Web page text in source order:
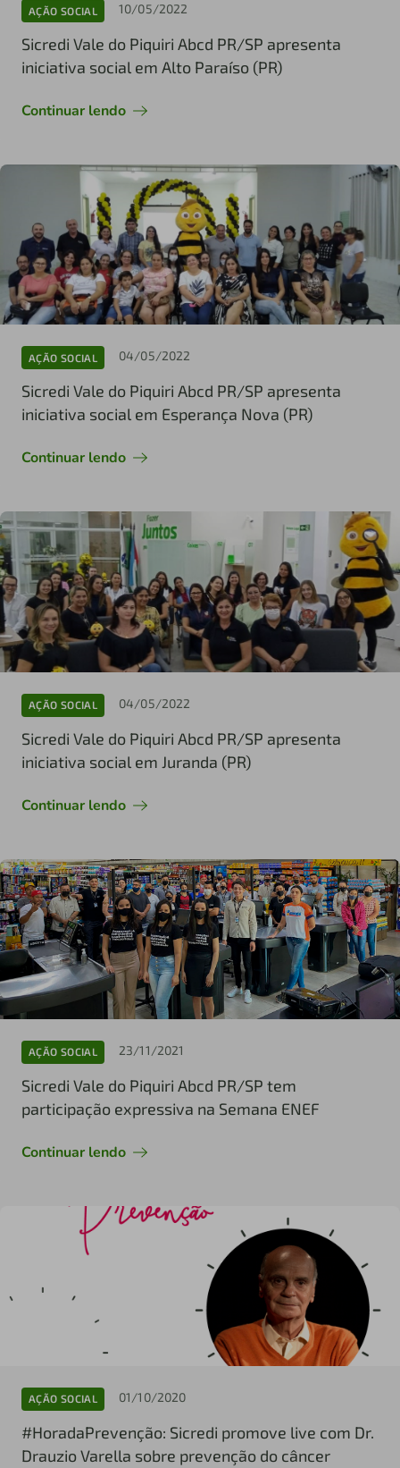
AÇÃO SOCIAL 10/05/2022
Sicredi Vale do Piquiri Abcd PR/SP apresenta
iniciativa social em Alto Paraíso (PR)
Continuar lendo
AÇÃO SOCIAL 04/05/2022
Sicredi Vale do Piquiri Abcd PR/SP apresenta
iniciativa social em Esperança Nova (PR)
Continuar lendo
AÇÃO SOCIAL 04/05/2022
Sicredi Vale do Piquiri Abcd PR/SP apresenta
iniciativa social em Juranda (PR)
Continuar lendo
AÇÃO SOCIAL 23/11/2021
Sicredi Vale do Piquiri Abcd PR/SP tem
participação expressiva na Semana ENEF
Continuar lendo
AÇÃO SOCIAL 01/10/2020
#HoradaPrevenção: Sicredi promove live com Dr.
Drauzio Varella sobre prevenção do câncer